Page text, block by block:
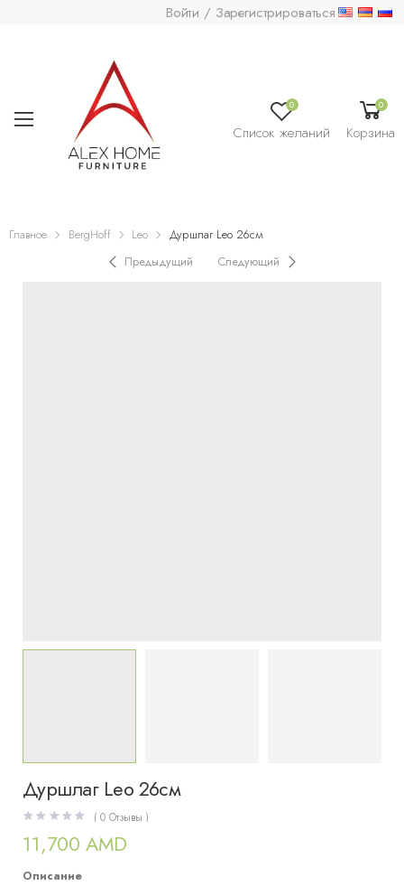
Войти / Зарегистрироваться
0
Список желаний
0
Корзина
Главное BergHoff Leo
Дуршлаг Leo 26см
Предыдущий
Следующий
Дуршлаг Leo 26см
(0 Отзывы )
11,700 AMD
Описание